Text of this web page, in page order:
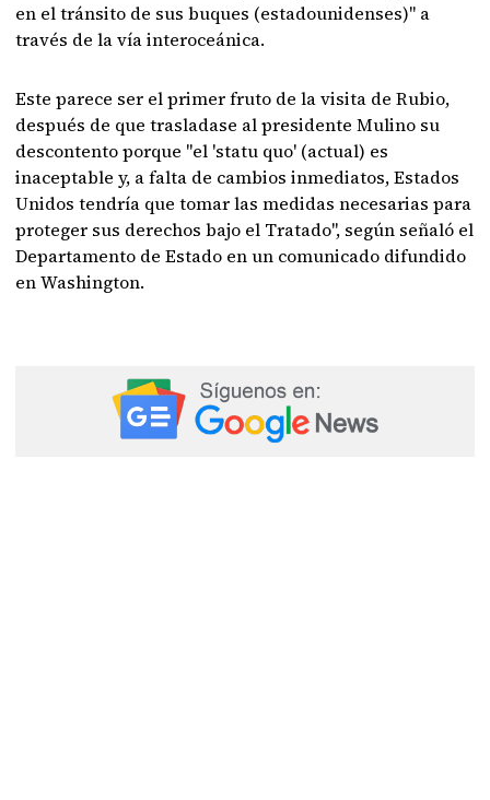
en el tránsito de sus buques (estadounidenses)" a
través de la vía interoceánica.
Este parece ser el primer fruto de la visita de Rubio,
después de que trasladase al presidente Mulino su
descontento porque "el 'statu quo' (actual) es
inaceptable y, a falta de cambios inmediatos, Estados
Unidos tendría que tomar las medidas necesarias para
proteger sus derechos bajo el Tratado", según señaló el
Departamento de Estado en un comunicado difundido
en Washington.